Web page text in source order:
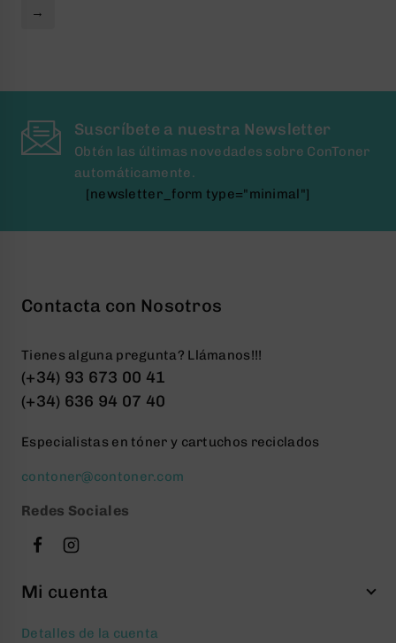
→
Suscríbete a nuestra Newsletter
Obtén las últimas novedades sobre ConToner
automáticamente.
[newsletter_form type="minimal"]
Contacta con Nosotros
Tienes alguna pregunta? Llámanos!!!
(+34) 93 673 00 41
(+34) 636 94 07 40
Especialistas en tóner y cartuchos reciclados
contoner@contoner.com
Redes Sociales
Mi cuenta
Detalles de la cuenta